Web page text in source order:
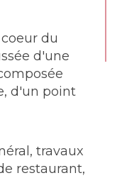
du
d'une
d'un point
travaux
restaurant,